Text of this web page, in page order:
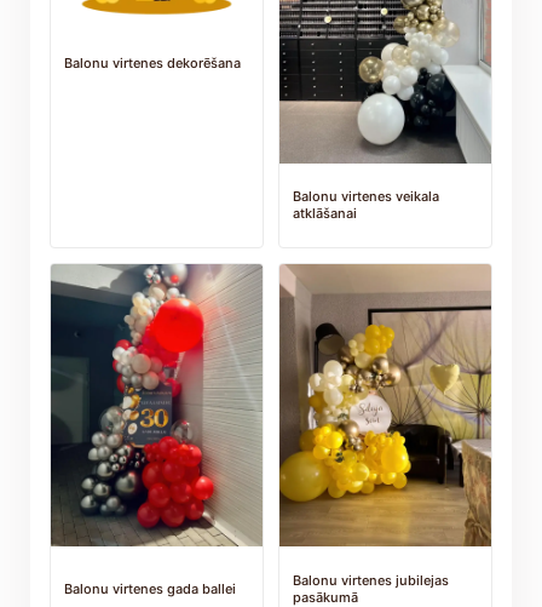
Balonu virtenes dekorēšana
Balonu virtenes veikala
atklāšanai
Balonu virtenes gada ballei
Balonu virtenes jubilejas
pasākumā